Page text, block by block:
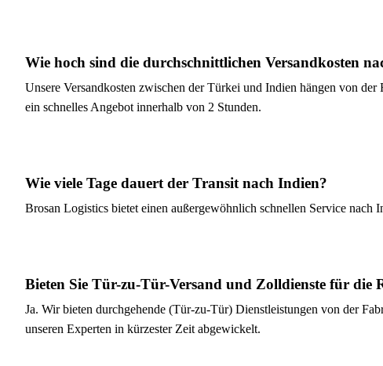
Wie hoch sind die durchschnittlichen Versandkosten
Unsere Versandkosten zwischen der Türkei und Indien hängen von
ein schnelles Angebot innerhalb von 2 Stunden.
Wie viele Tage dauert der Transit nach Indien?
Brosan Logistics bietet einen außergewöhnlich schnellen Service
Bieten Sie Tür-zu-Tür-Versand und Zolldienste für die
Ja. Wir bieten durchgehende (Tür-zu-Tür) Dienstleistungen von der
unseren Experten in kürzester Zeit abgewickelt.